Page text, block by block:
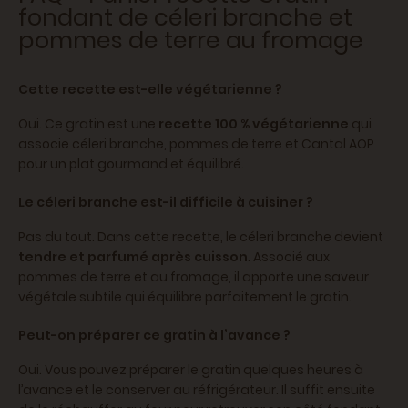
fondant de céleri branche et
pommes de terre au fromage
Cette recette est-elle végétarienne ?
Oui. Ce gratin est une recette 100 % végétarienne qui
associe céleri branche, pommes de terre et Cantal AOP
pour un plat gourmand et équilibré.
Le céleri branche est-il difficile à cuisiner ?
Pas du tout. Dans cette recette, le céleri branche devient
tendre et parfumé après cuisson. Associé aux
pommes de terre et au fromage, il apporte une saveur
végétale subtile qui équilibre parfaitement le gratin.
Peut-on préparer ce gratin à l’avance ?
Oui. Vous pouvez préparer le gratin quelques heures à
l’avance et le conserver au réfrigérateur. Il suffit ensuite